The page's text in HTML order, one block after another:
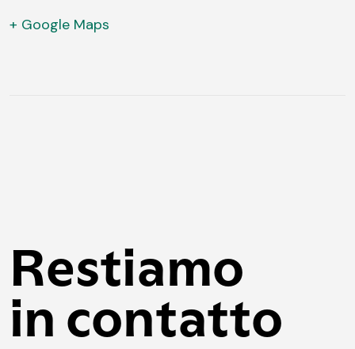
+ Google Maps
Restiamo
in contatto